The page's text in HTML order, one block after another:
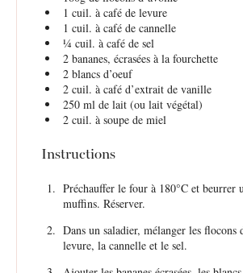
1 cuil. à café de levure
1 cuil. à café de cannelle
¼ cuil. à café de sel
2bananes, écrasées à la fourchette
2blancs d’oeuf
2cuil. à café d’extrait de vanille
250ml de lait (ou lait végétal)
2cuil. à soupe de miel
Instructions
Préchauffer le four à 180°C et beurrer
muffins. Réserver.
Dans un saladier, mélanger les flocons
levure, la cannelle et le sel.